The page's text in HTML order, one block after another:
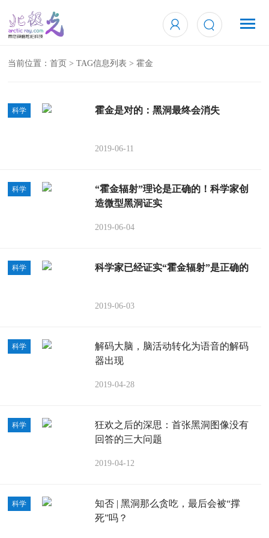
当前位置：首页 > TAG信息列表 > 霍金
科学 霍金是对的：黑洞最终会消失
2019-06-11
科学
“霍金辐射”理论是正确的！科学家创
造微型黑洞证实
2019-06-04
科学 科学家已经证实“霍金辐射”是正确的
2019-06-03
科学
解码大脑，脑活动转化为语音的解码
器出现
2019-04-28
科学
狂欢之后的深思：首张黑洞图像没有
回答的三大问题
2019-04-12
科学
知否 | 黑洞那么贪吃，最后会被“撑
死”吗？